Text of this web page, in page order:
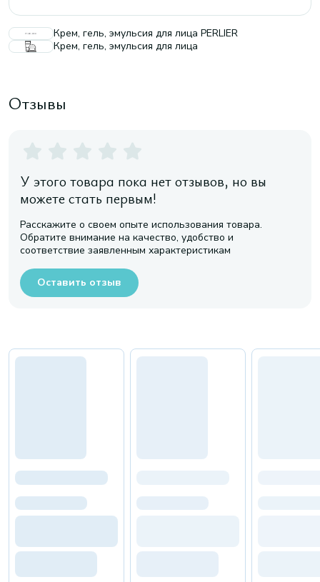
Крем, гель, эмульсия для лица PERLIER
Крем, гель, эмульсия для лица
Отзывы
У этого товара пока нет отзывов, но вы
можете стать первым!
Расскажите о своем опыте использования товара.
Обратите внимание на качество, удобство и
соответствие заявленным характеристикам
Оставить отзыв